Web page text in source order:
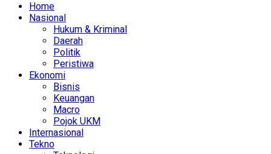
Home
Nasional
Hukum & Kriminal
Daerah
Politik
Peristiwa
Ekonomi
Bisnis
Keuangan
Macro
Pojok UKM
Internasional
Tekno